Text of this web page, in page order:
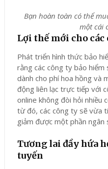
Bạn hoàn toàn có thể
một cái
Lợi thế mới cho
Phát triển hình thức bảo
rằng các công ty bảo
dành cho phí hoa hồng và
động liên lạc trực tiếp với
online không đòi hỏi nhiều
từ đó, các công ty sẽ vừa
giảm được một phần ngân
Tương lai đầy hứa
tuyến